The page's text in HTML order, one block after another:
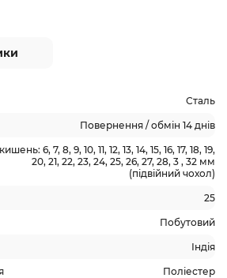
Сталь
Повернення / обмін 14 днів
6, 7, 8, 9, 10, 11, 12, 13, 14, 15, 16, 17, 18, 19,
20, 21, 22, 23, 24, 25, 26, 27, 28, 3 , 32 мм
(підвійний чохол)
25
Побутовий
Індія
Поліестер